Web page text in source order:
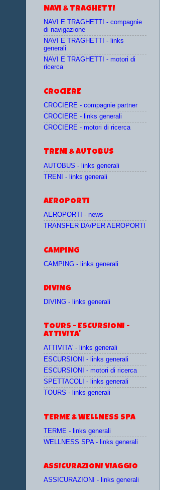
NAVI & TRAGHETTI
NAVI E TRAGHETTI - compagnie
di navigazione
NAVI E TRAGHETTI - links
generali
NAVI E TRAGHETTI - motori di
ricerca
CROCIERE
CROCIERE - compagnie partner
CROCIERE - links generali
CROCIERE - motori di ricerca
TRENI & AUTOBUS
AUTOBUS - links generali
TRENI - links generali
AEROPORTI
AEROPORTI - news
TRANSFER DA/PER AEROPORTI
CAMPING
CAMPING - links generali
DIVING
DIVING - links generali
TOURS - ESCURSIONI -
ATTIVITA'
ATTIVITA' - links generali
ESCURSIONI - links generali
ESCURSIONI - motori di ricerca
SPETTACOLI - links generali
TOURS - links generali
TERME & WELLNESS SPA
TERME - links generali
WELLNESS SPA - links generali
ASSICURAZIONI VIAGGIO
ASSICURAZIONI - links generali